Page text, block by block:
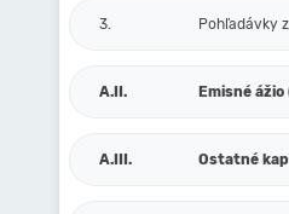
3. Pohľadávky
A.II. Emisné
A.III. Ostatné